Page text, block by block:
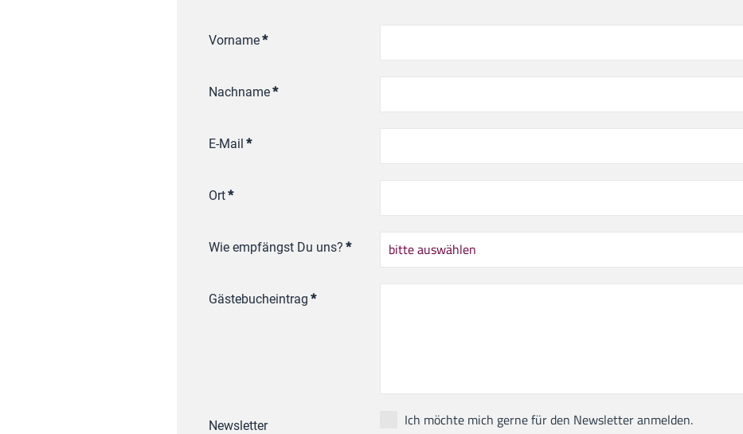
Vorname*
Nachname*
E-Mail *
Ort*
Wie empfängst Du uns? *
Gästebucheintrag *
Newsletter Ich möchte mich gerne für den Newsletter anmelden.